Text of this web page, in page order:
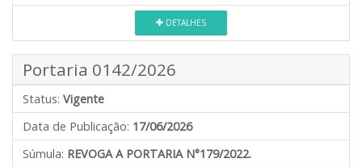
DETALHES
Portaria 0142/2026
Status: Vigente
Data de Publicação: 17/06/2026
Súmula: REVOGA A PORTARIA N°179/2022.